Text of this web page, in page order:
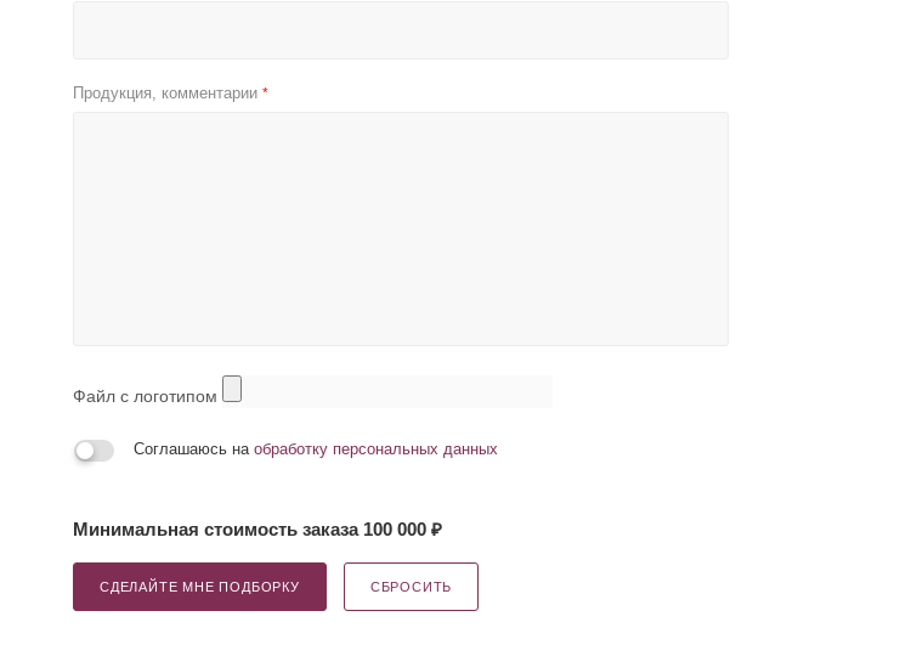
Продукция, комментарии *
Файл с логотипом
Соглашаюсь на обработку персональных данных
Минимальная стоимость заказа 100 000 ₽
СДЕЛАЙТЕ МНЕ ПОДБОРКУ СБРОСИТЬ